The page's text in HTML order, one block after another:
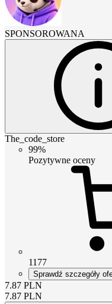
SPONSOROWANA
The_code_store
99%
Pozytywne oceny
1177
Sprawdź szczegóły
7.87 PLN
7.87 PLN